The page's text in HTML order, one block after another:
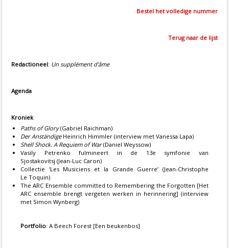
Bestel het volledige nummer
Terug naar de lijst
Redactioneel: Un supplément d'âme
Agenda
Kroniek
Paths of Glory(Gabriel Raichman)
Der AnständigeHeinrich Himmler (interview met Vanessa Lapa)
Shell Shock. A Requiem of War(Daniel Weyssow)
Vasily Petrenko fulmineert in de 13e symfonie van
Sjostakovitsj (Jean-Luc Caron)
Collectie ‘Les Musiciens et la Grande Guerre’ (Jean-Christophe
Le Toquin)
The ARC Ensemble committed to Remembering the Forgotten [Het
ARC ensemble brengt vergeten werken in herinnering] (interview
met Simon Wynberg)
Portfolio: A Beech Forest [Een beukenbos]